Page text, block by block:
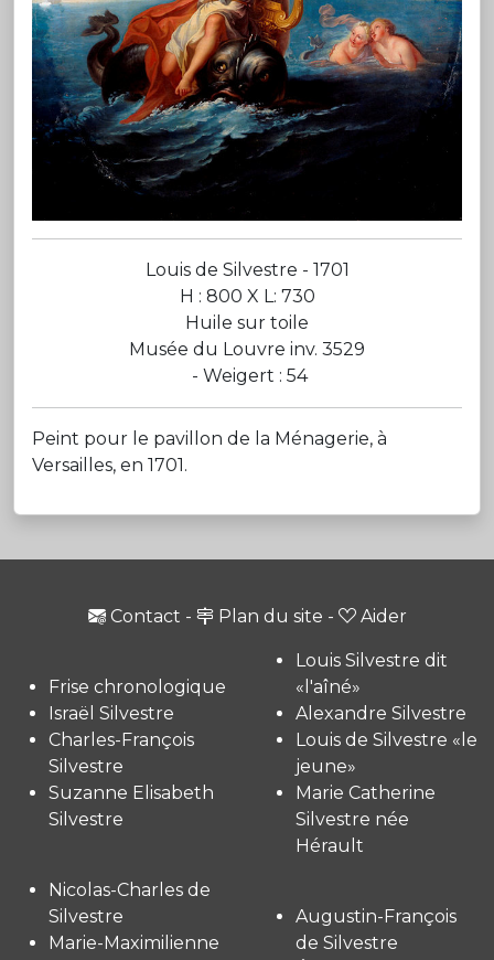
Louis de Silvestre - 1701
H : 800 X L: 730
Huile sur toile
Musée du Louvre inv. 3529
- Weigert : 54
Peint pour le pavillon de la Ménagerie, à
Versailles, en 1701.
Contact - Plan du site - Aider
Frise chronologique
Israël Silvestre
Charles-François
Silvestre
Suzanne Elisabeth
Silvestre
Louis Silvestre dit
«l'aîné»
Alexandre Silvestre
Louis de Silvestre «le
jeune»
Marie Catherine
Silvestre née
Hérault
Nicolas-Charles de
Silvestre
Marie-Maximilienne
Augustin-François
de Silvestre